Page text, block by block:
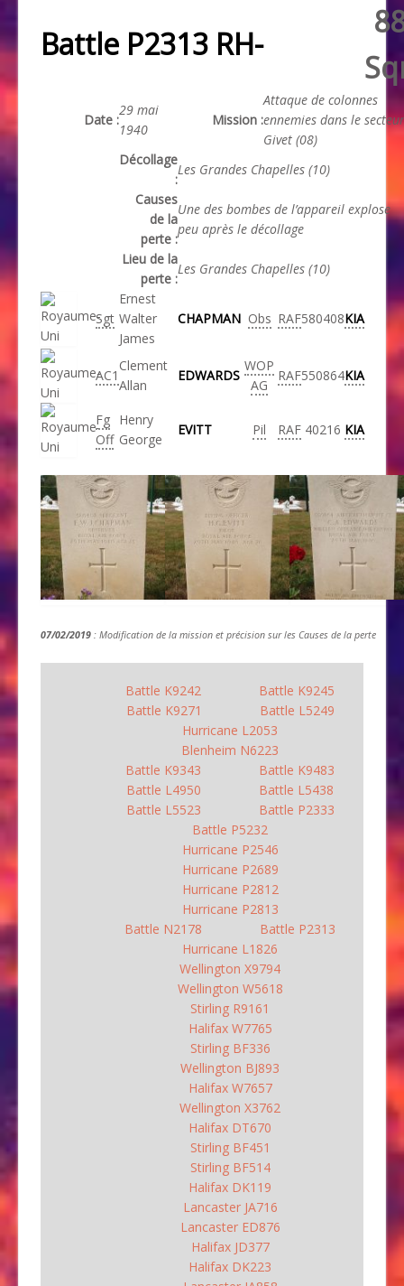
Battle P2313 RH-
Date :
29 mai
1940
Mission :
Attaque de colonnes
ennemies dans le secteur
Givet (08)
Décollage
:
Les Grandes Chapelles (10)
Causes
de la
perte :
Une des bombes de l’appareil explose
peu après le décollage
Lieu de la
perte :
Les Grandes Chapelles (10)
Sgt
Ernest
Walter
James
CHAPMAN Obs RAF580408KIA
AC1
Clement
Allan
EDWARDS
WOP
AG
RAF550864KIA
Fg
Off
Henry
George
EVITT Pil RAF 40216 KIA
07/02/2019 : Modification de la mission et précision sur les Causes de la perte
Battle K9242
Battle K9245
Battle K9271
Battle L5249
Hurricane L2053
Blenheim N6223
Battle K9343
Battle K9483
Battle L4950
Battle L5438
Battle L5523
Battle P2333
Battle P5232
Hurricane P2546
Hurricane P2689
Hurricane P2812
Hurricane P2813
Battle N2178
Battle P2313
Hurricane L1826
Wellington X9794
Wellington W5618
Stirling R9161
Halifax W7765
Stirling BF336
Wellington BJ893
Halifax W7657
Wellington X3762
Halifax DT670
Stirling BF451
Stirling BF514
Halifax DK119
Lancaster JA716
Lancaster ED876
Halifax JD377
Halifax DK223